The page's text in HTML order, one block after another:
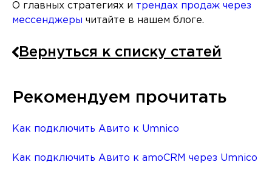
О главных стратегиях и трендах продаж через
мессенджеры читайте в нашем блоге.
Вернуться к списку статей
Рекомендуем прочитать
Как подключить Авито к Umnico
Как подключить Авито к amoCRM через Umnico